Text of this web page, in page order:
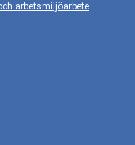
arbetsmiljöarbete